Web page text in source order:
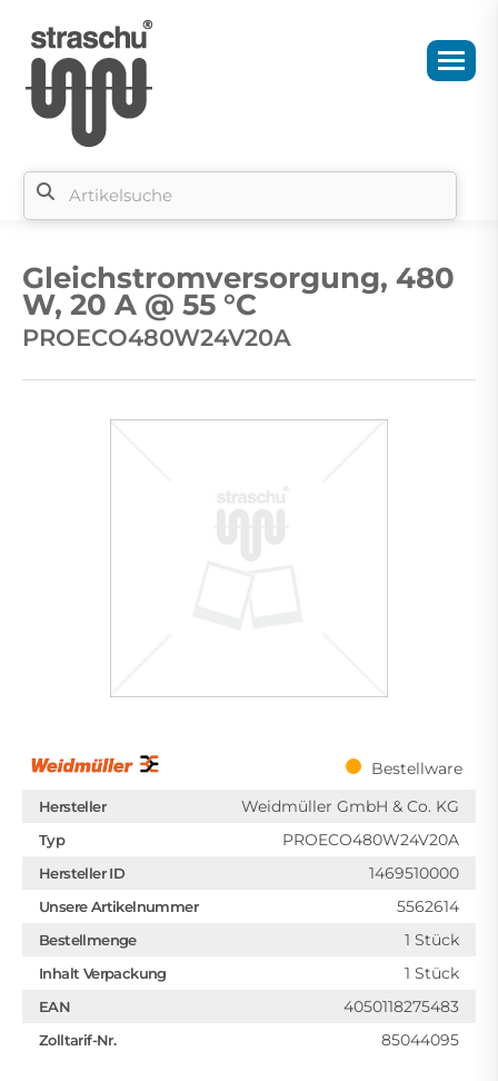
Gleichstromversorgung, 480
W, 20 A @ 55 °C
PROECO480W24V20A
Bestellware
Hersteller Weidmüller GmbH & Co. KG
Typ PROECO480W24V20A
Hersteller ID 1469510000
Unsere Artikelnummer 5562614
Bestellmenge 1 Stück
Inhalt Verpackung 1 Stück
EAN 4050118275483
Zolltarif-Nr. 85044095